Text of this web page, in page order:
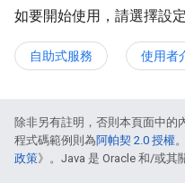
如要開始使用，請選擇設定
自助式服務 使用者
除非另有註明，否則本頁面中的
程式碼範例則為阿帕契 2.0 授權
政策》。Java 是 Oracle 和/或其